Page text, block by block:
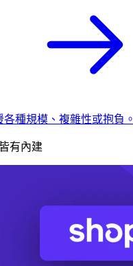
各種規模、複雜性或抱負。
有內建